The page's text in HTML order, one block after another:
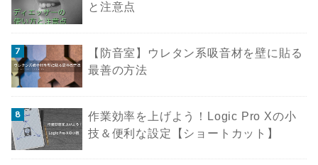
と注意点
【防音室】ウレタン系吸音材を壁に貼る
最善の方法
作業効率を上げよう！Logic Pro Xの小
技＆便利な設定【ショートカット】